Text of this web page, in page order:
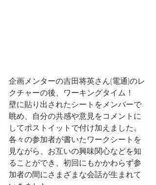
企画メンターの吉田将英さん(電通)のレ
クチャーの後、ワーキングタイム！
壁に貼り出されたシートをメンバーで
眺め、自分の共感や意見をコメントに
してポストイットで付け加えました。
各々の参加者が書いたワークシートを
見ながら、お互いの興味関心などを知
ることができ、初回にもかかわらず参
加者の間にさまざまな会話が生まれて